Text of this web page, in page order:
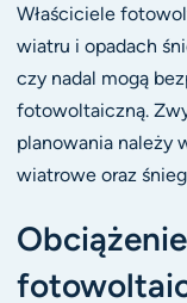
Właściciele
wiatru i opadach
czy nadal mogą
fotowoltaiczną.
planowania należy
wiatrowe oraz